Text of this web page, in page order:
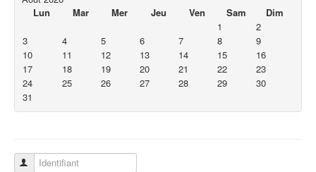
Lun
Mar Mer Jeu Ven Sam
Dim
1
2
3
4 5 6 7 8
9
10
11 12 13 14 15
16
17
18 19 20 21 22
23
24
25 26 27 28 29
30
31
Identifiant